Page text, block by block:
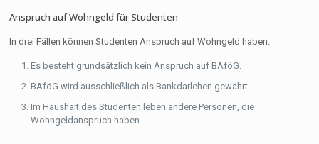
Anspruch auf Wohngeld für Studenten
In drei Fällen können Studenten Anspruch auf Wohngeld haben.
Es besteht grundsätzlich kein Anspruch auf BAföG.
BAföG wird ausschließlich als Bankdarlehen gewährt.
Im Haushalt des Studenten leben andere Personen, die
Wohngeldanspruch haben.